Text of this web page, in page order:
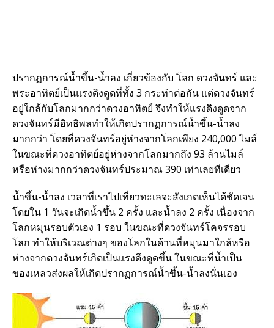
ปรากฏการณ์น้ำขึ้น-น้ำลง เกี่ยวข้องกับ โลก ดวงจันทร์ และ
พระอาทิตย์เป็นแรงดึงดูดที่ทั้ง 3 กระทำต่อกัน แต่ดวงจันทร์
อยู่ใกล้กับโลกมากกว่าดวงอาทิตย์ จึงทำให้แรงดึงดูดจาก
ดวงจันทร์มีอิทธิพลทำให้เกิดปรากฏการณ์น้ำขึ้น-น้ำลง
มากกว่า โดยที่ดวงจันทร์อยู่ห่างจากโลกเพียง 240,000 ไมล์
ในขณะที่ดวงอาทิตย์อยู่ห่างจากโลกมากถึง 93 ล้านไมล์
หรือห่างมากกว่าดวงจันทร์ประมาณ 390 เท่าเลยทีเดียว
น้ำขึ้น-น้ำลง เวลาที่เราไปเที่ยวทะเลจะสังเกตเห็นได้ชัดเจน
โดยใน 1 วันจะเกิดน้ำขึ้น 2 ครั้ง และน้ำลง 2 ครั้ง เนื่องจาก
โลกหมุนรอบตัวเอง 1 รอบ ในขณะที่ดวงจันทร์โคจรรอบ
โลก ทำให้บริเวณต่างๆ ของโลกในด้านที่หมุนมาใกล้หรือ
ห่างจากดวงจันทร์เกิดเป็นแรงดึงดูดขึ้น ในขณะที่น้ำเป็น
ของเหลวส่งผลให้เกิดปรากฏการณ์น้ำขึ้น-น้ำลงนั่นเอง